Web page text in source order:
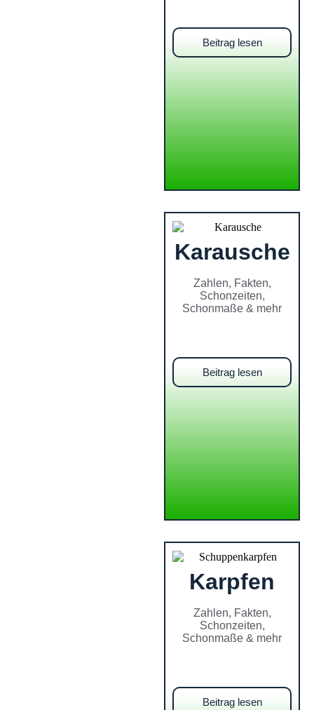
Beitrag lesen
Karausche
Zahlen, Fakten,
Schonzeiten,
Schonmaße & mehr
Beitrag lesen
Karpfen
Zahlen, Fakten,
Schonzeiten,
Schonmaße & mehr
Beitrag lesen